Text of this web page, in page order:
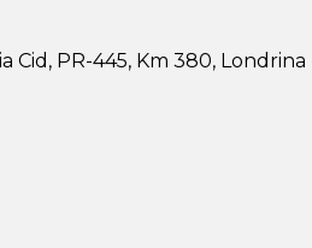
Cid, PR-445, Km 380, Londrina